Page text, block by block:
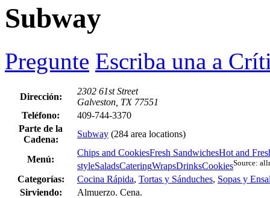
Subway
Pregunte Escriba una a
Dirección:
2302 61st Street
Galveston, TX 77551
Teléfono:
409-744-3370
Parte de la
Cadena:
Subway (284 area locations)
Menú:
Chips and CookiesFresh SandwichesHot and
styleSaladsCateringWrapsDrinksCookiesSource:
Categorías: Cocina Rápida, Tortas y Sánduches, Sopas y
Sirviendo:
Almuerzo. Cena.